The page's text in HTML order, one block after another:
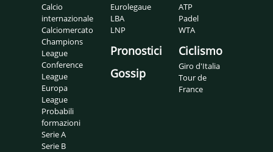
Calcio
internazionale
Calciomercato
Champions
League
Conference
League
Europa
League
Probabili
formazioni
Serie A
Serie B
Eurolegaue
LBA
LNP
Pronostici
Gossip
ATP
Padel
WTA
Ciclismo
Giro d'Italia
Tour de
France